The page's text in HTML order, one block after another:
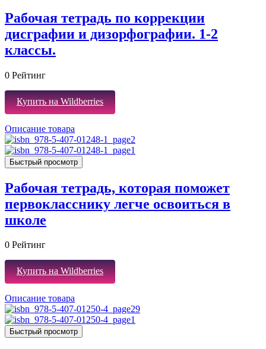
Рабочая тетрадь по коррекции
дисграфии и дизорфографии. 1-2
классы.
0 Рейтинг
Купить на Wildberries
Описание товара
Быстрый просмотр
Рабочая тетрадь, которая поможет
первокласснику легче освоиться в
школе
0 Рейтинг
Купить на Wildberries
Описание товара
Быстрый просмотр